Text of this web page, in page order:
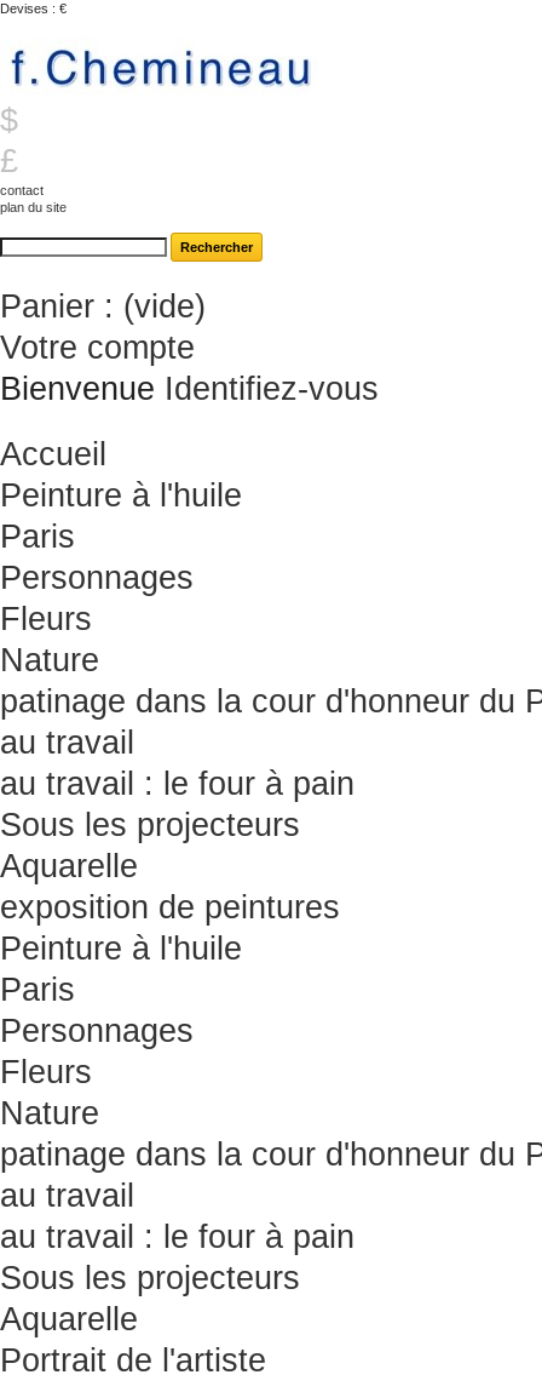
Devises : €
CHF
$
£
contact
plan du site
Panier : (vide)
Votre compte
Bienvenue Identifiez-vous
Accueil
Peinture à l'huile
Paris
Personnages
Fleurs
Nature
patinage dans la cour d'honneur du
au travail
au travail : le four à pain
Sous les projecteurs
Aquarelle
exposition de peintures
Peinture à l'huile
Paris
Personnages
Fleurs
Nature
patinage dans la cour d'honneur du
au travail
au travail : le four à pain
Sous les projecteurs
Aquarelle
Portrait de l'artiste